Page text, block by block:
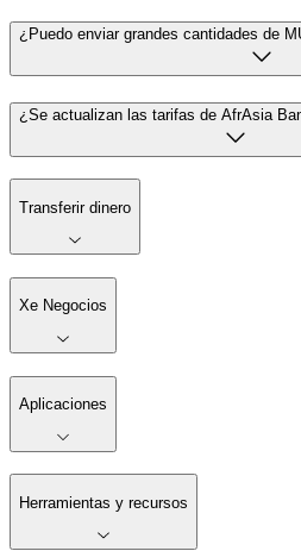
¿Puedo enviar grandes cantidades de
¿Se actualizan las tarifas de AfrAsia
Transferir dinero
Xe Negocios
Aplicaciones
Herramientas y recursos